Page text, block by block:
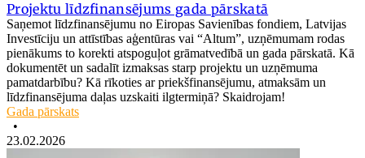
Projektu līdzfinansējums gada pārskatā
Saņemot līdzfinansējumu no Eiropas Savienības fondiem, Latvijas
Investīciju un attīstības aģentūras vai “Altum”, uzņēmumam rodas
pienākums to korekti atspoguļot grāmatvedībā un gada pārskatā. Kā
dokumentēt un sadalīt izmaksas starp projektu un uzņēmuma
pamatdarbību? Kā rīkoties ar priekšfinansējumu, atmaksām un
līdzfinansējuma daļas uzskaiti ilgtermiņā? Skaidrojam!
Gada pārskats
•
23.02.2026